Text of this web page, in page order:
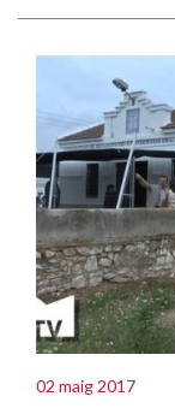
02 maig 2017